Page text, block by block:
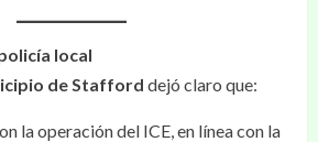
local
de Stafford dejó claro que:
la operación del ICE, en línea con la